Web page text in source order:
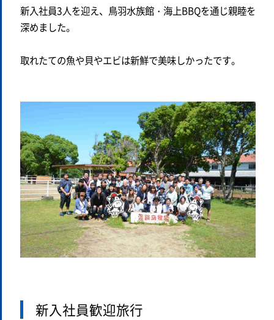
新入社員3人を迎え、鳥羽水族館・海上BBQを通じ親睦を
深めました。
取れたての魚や貝やエビは新鮮で美味しかったです。
新入社員歓迎旅行